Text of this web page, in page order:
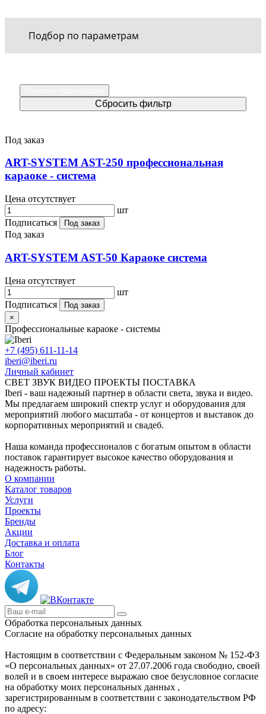
Подбор по параметрам
Под заказ
ART-SYSTEM AST-250 профессиональная
караоке - система
Цена отсутствует
шт
Подписаться
Под заказ
Под заказ
ART-SYSTEM AST-50 Караоке система
Цена отсутствует
шт
Подписаться
Под заказ
×
Профессиональные караоке - системы
+7 (495) 611-11-14
iberi@iberi.ru
Личный кабинет
СВЕТ ЗВУК ВИДЕО ПРОЕКТЫ ПОСТАВКА
Iberi - ваш надежный партнер в области света, звука и видео.
Мы предлагаем широкий спектр услуг и оборудования для
мероприятий любого масштаба - от концертов и выставок до
корпоративных мероприятий и свадеб.
Наша команда профессионалов с богатым опытом в области
поставок гарантирует высокое качество оборудования и
надежность работы.
О компании
Каталог товаров
Услуги
Проекты
Бренды
Акции
Доставка и оплата
Блог
Контакты
Обработка персональных данных
Согласие на обработку персональных данных
Настоящим в соответствии с Федеральным законом № 152-ФЗ
«О персональных данных» от 27.07.2006 года свободно, своей
волей и в своем интересе выражаю свое безусловное согласие
на обработку моих персональных данных ,
зарегистрированным в соответствии с законодательством РФ
по адресу: